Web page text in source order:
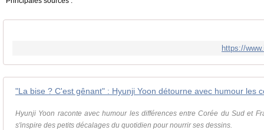
https://
Hyunji Yoon raconte avec humour les différences entre Corée du Sud et
s'inspire des petits décalages du quotidien pour nourrir ses dessins.